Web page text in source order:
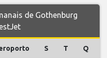
de Gothenburg
S T Q